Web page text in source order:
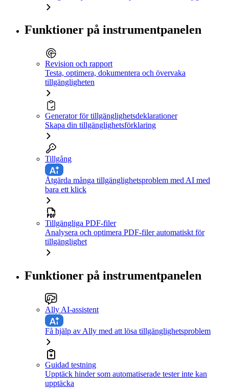
Funktioner på instrumentpanelen
Revision och rapport
Testa, optimera, dokumentera och övervaka
tillgängligheten
Generator för tillgänglighetsdeklarationer
Skapa din tillgänglighetsförklaring
Tillgång
Åtgärda många tillgänglighetsproblem med AI med
bara ett klick
Tillgängliga PDF-filer
Analysera och optimera PDF-filer automatiskt för
tillgänglighet
Funktioner på instrumentpanelen
Ally AI-assistent
Få hjälp av Ally med att lösa tillgänglighetsproblem
Guidad testning
Upptäck hinder som automatiserade tester inte kan
upptäcka